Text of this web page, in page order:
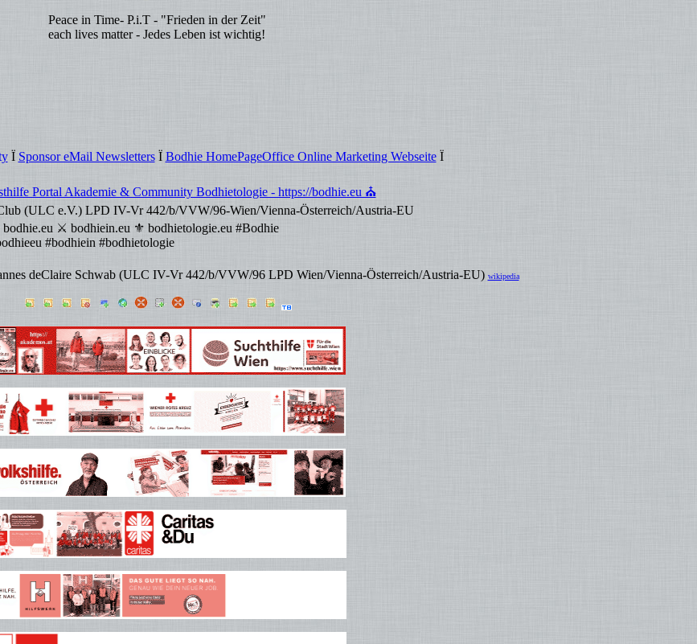
Peace in Time- P.i.T - "Frieden in der Zeit"
each lives matter - Jedes Leben ist wichtig!
Ï Sponsor eMail NewslettersÏ Bodhie HomePageOffice Online Marketing WebseiteÏ
Portal Akademie & Community Bodhietologie - https://bodhie.eu ⛪
(ULC e.V.) LPD IV-Vr 442/b/VVW/96-Wien/Vienna-Österreich/Austria-EU
⚔ bodhiein.eu ⚜ bodhietologie.eu #Bodhie
#bodhiein #bodhietologie
deClaire Schwab (ULC IV-Vr 442/b/VVW/96 LPD Wien/Vienna-Österreich/Austria-EU) wikipedia